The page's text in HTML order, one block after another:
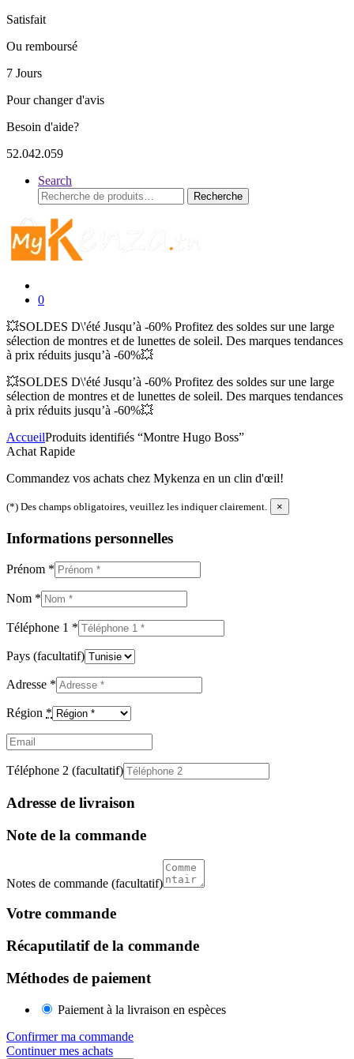
Satisfait
Ou remboursé
7 Jours
Pour changer d'avis
Besoin d'aide?
52.042.059
Search
Recherche
pour :
Recherche
0
💥SOLDES D\'été Jusqu’à -60% Profitez des soldes sur une large
sélection de montres et de lunettes de soleil. Des marques tendances
à prix réduits jusqu’à -60%💥
💥SOLDES D\'été Jusqu’à -60% Profitez des soldes sur une large
sélection de montres et de lunettes de soleil. Des marques tendances
à prix réduits jusqu’à -60%💥
AccueilProduits identifiés “Montre Hugo Boss”
Achat Rapide
Commandez vos achats chez Mykenza en un clin d'œil!
(*) Des champs obligatoires, veuillez les indiquer clairement. ×
Informations personnelles
Prénom *
Nom *
Téléphone 1 *
Pays (facultatif)
Adresse *
Région *
Email
Téléphone 2 (facultatif)
Adresse de livraison
Note de la commande
Notes de commande (facultatif)
Votre commande
Récaputilatif de la commande
Méthodes de paiement
Paiement à la livraison en espèces
Confirmer ma commande
Continuer mes achats